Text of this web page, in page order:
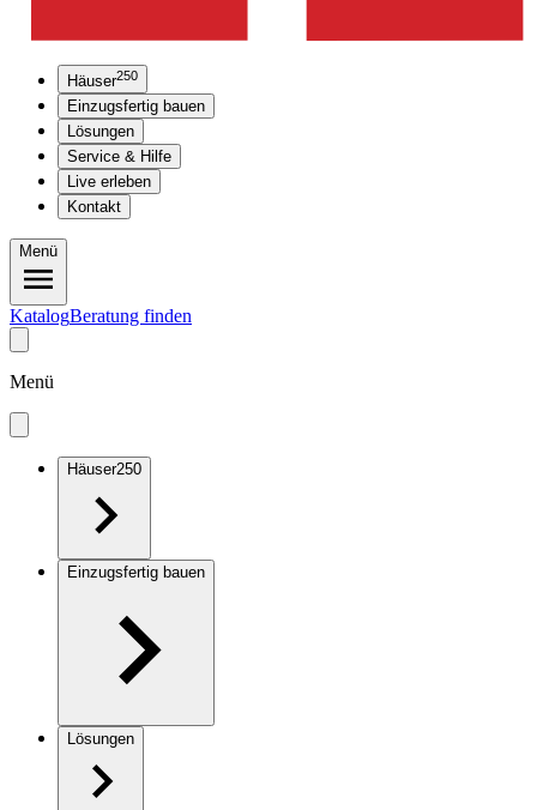
Häuser250
Einzugsfertig bauen
Lösungen
Service & Hilfe
Live erleben
Kontakt
Menü
KatalogBeratung finden
Menü
Häuser250
Einzugsfertig bauen
Lösungen